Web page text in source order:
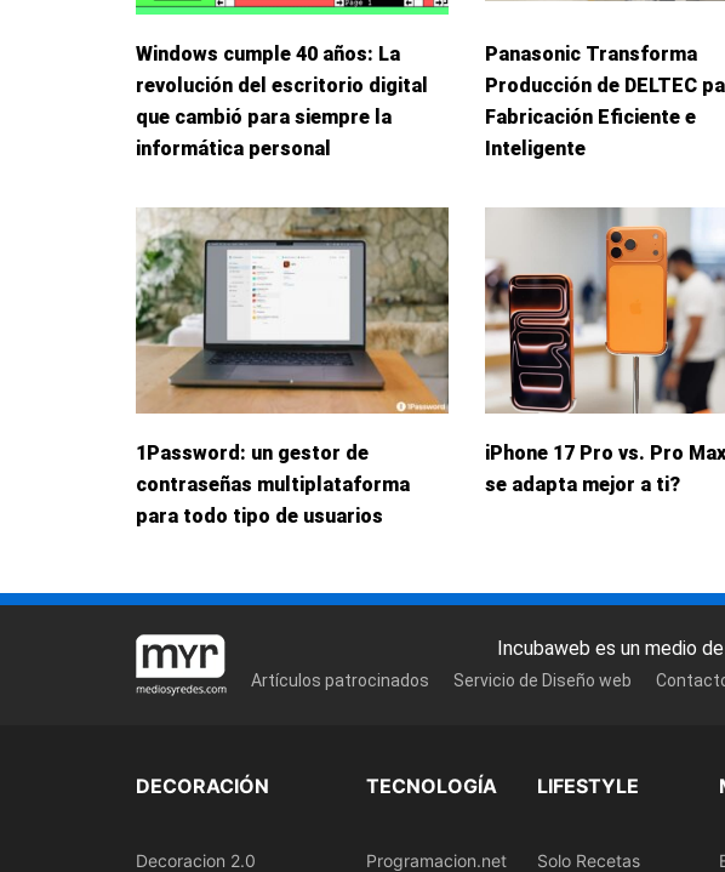
Windows cumple 40 años: La
revolución del escritorio digital
que cambió para siempre la
informática personal
Panasonic Transforma
Producción de DELTEC
Fabricación Eficiente e
Inteligente
1Password: un gestor de
contraseñas multiplataforma
para todo tipo de usuarios
iPhone 17 Pro vs. Pro
se adapta mejor a ti?
Incubaweb es un medio de
Artículos patrocinados Servicio de Diseño web
DECORACIÓN
Decoracion 2.0
TECNOLOGÍA
Programacion.net
LIFESTYLE
Solo Recetas